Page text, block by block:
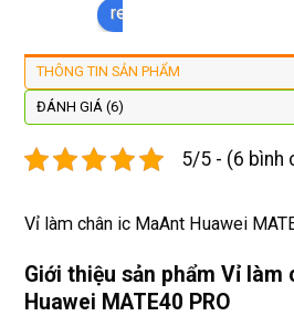
review us on
lại
xịn
phí.
tôt
THÔNG TIN SẢN PHẨM
ĐÁNH GIÁ (6)
5/5 - (6 bình
Vỉ làm chân ic MaAnt Huawei
Giới thiệu sản phẩm Vỉ làm
Huawei MATE40 PRO